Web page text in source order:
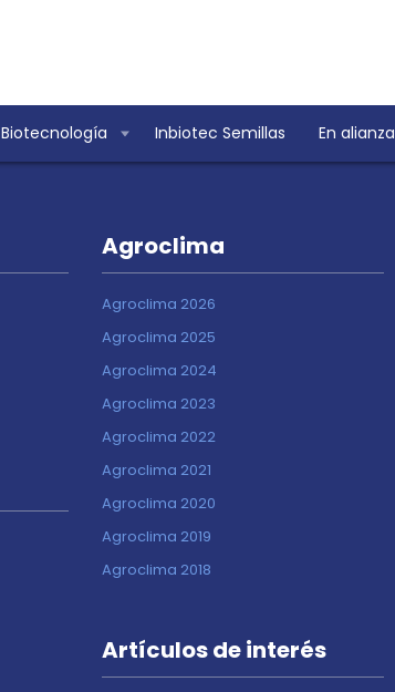
Biotecnología Inbiotec Semillas En alianza
Agroclima
Agroclima 2026
Agroclima 2025
Agroclima 2024
Agroclima 2023
Agroclima 2022
Agroclima 2021
Agroclima 2020
Agroclima 2019
Agroclima 2018
Artículos de interés